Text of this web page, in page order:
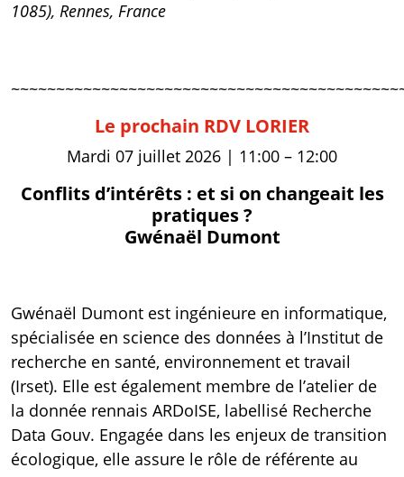
1085), Rennes, France
Le prochain RDV LORIER
Mardi 07 juillet 2026 | 11:00 – 12:00
Conflits d’intérêts : et si on changeait les
pratiques ?
Gwénaël Dumont
Gwénaël Dumont est ingénieure en informatique,
spécialisée en science des données à l’Institut de
recherche en santé, environnement et travail
(Irset). Elle est également membre de l’atelier de
la donnée rennais ARDoISE, labellisé Recherche
Data Gouv. Engagée dans les enjeux de transition
écologique, elle assure le rôle de référente au